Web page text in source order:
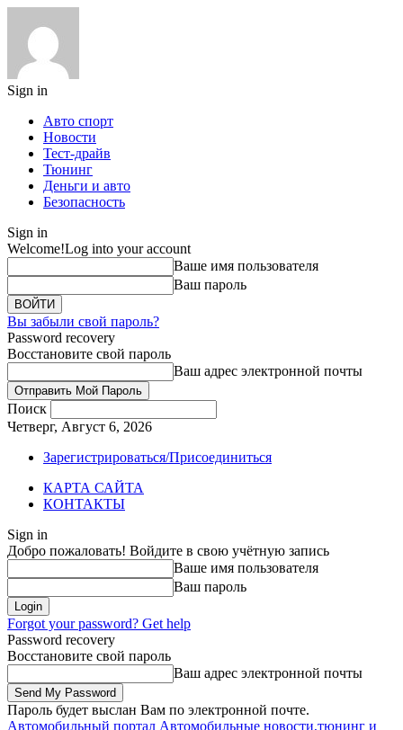
Sign in
Авто спорт
Новости
Тест-драйв
Тюнинг
Деньги и авто
Безопасность
Sign in
Welcome!Log into your account
Ваше имя пользователя
Ваш пароль
Вы забыли свой пароль?
Password recovery
Восстановите свой пароль
Ваш адрес электронной почты
Поиск
Четверг, Август 6, 2026
Зарегистрироваться/Присоединиться
КАРТА САЙТА
КОНТАКТЫ
Sign in
Добро пожаловать! Войдите в свою учётную запись
Ваше имя пользователя
Ваш пароль
Forgot your password? Get help
Password recovery
Восстановите свой пароль
Ваш адрес электронной почты
Пароль будет выслан Вам по электронной почте.
Автомобильный портал Автомобильные новости,тюнинг и